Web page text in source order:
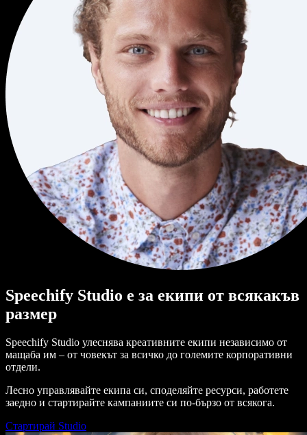
Speechify Studio е за екипи от всякакъв
размер
Speechify Studio улеснява креативните екипи независимо от
мащаба им – от човекът за всичко до големите корпоративни
отдели.
Лесно управлявайте екипа си, споделяйте ресурси, работете
заедно и стартирайте кампаниите си по-бързо от всякога.
Стартирай Studio